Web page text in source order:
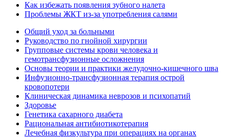
Как избежать появления зубного налета
Проблемы ЖКТ из-за употребления салями
Общий уход за больными
Руководство по гнойной хирургии
Групповые системы крови человека и
гемотрансфузионные осложнения
Основы теории и практики желудочно-кишечного шва
Инфузионно-трансфузионная терапия острой
кровопотери
Клиническая динамика неврозов и психопатий
Здоровье
Генетика сахарного диабета
Рациональная антибиотикотерапия
Лечебная физкультура при операциях на органах